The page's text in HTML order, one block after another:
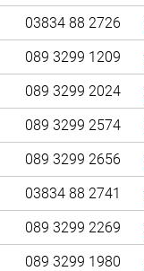
03834 88 2726
089 3299 1209
089 3299 2024
089 3299 2574
089 3299 2656
03834 88 2741
089 3299 2269
089 3299 1980